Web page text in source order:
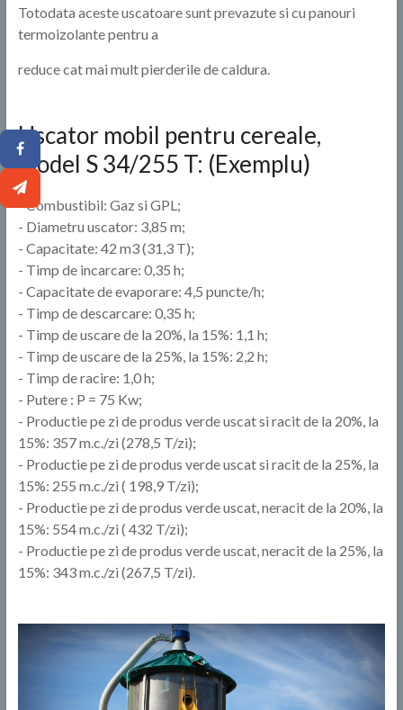
Totodata aceste uscatoare sunt prevazute si cu panouri
termoizolante pentru a
reduce cat mai mult pierderile de caldura.
Uscator mobil pentru cereale,
model S 34/255 T: (Exemplu)
- Combustibil: Gaz si GPL;
- Diametru uscator: 3,85 m;
- Capacitate: 42 m3 (31,3 T);
- Timp de incarcare: 0,35 h;
- Capacitate de evaporare: 4,5 puncte/h;
- Timp de descarcare: 0,35 h;
- Timp de uscare de la 20%, la 15%: 1,1 h;
- Timp de uscare de la 25%, la 15%: 2,2 h;
- Timp de racire: 1,0 h;
- Putere : P = 75 Kw;
- Productie pe zi de produs verde uscat si racit de la 20%, la
15%: 357 m.c./zi (278,5 T/zi);
- Productie pe zi de produs verde uscat si racit de la 25%, la
15%: 255 m.c./zi ( 198,9 T/zi);
- Productie pe zi de produs verde uscat, neracit de la 20%, la
15%: 554 m.c./zi ( 432 T/zi);
- Productie pe zi de produs verde uscat, neracit de la 25%, la
15%: 343 m.c./zi (267,5 T/zi).